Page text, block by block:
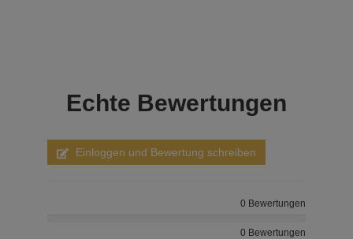
Echte Bewertungen
Einloggen und Bewertung schreiben
0 Bewertungen
0 Bewertungen